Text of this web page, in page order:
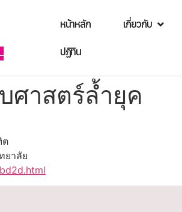
หน้าหลัก เกี่ยวกับ
ปฏิทิน
ศาสตร์ล้ำยุค
ต
ยาลัย